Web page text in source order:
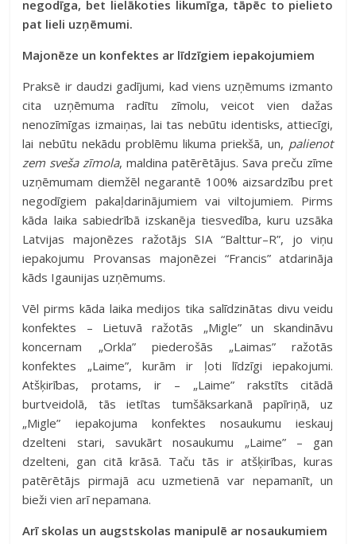
negodīga, bet lielākoties likumīga, tāpēc to pielieto
pat lieli uzņēmumi.
Majonēze un konfektes ar līdzīgiem iepakojumiem
Praksē ir daudzi gadījumi, kad viens uzņēmums izmanto
cita uzņēmuma radītu zīmolu, veicot vien dažas
nenozīmīgas izmaiņas, lai tas nebūtu identisks, attiecīgi,
lai nebūtu nekādu problēmu likuma priekšā, un, palienot
zem sveša zīmola, maldina patērētājus. Sava preču zīme
uzņēmumam diemžēl negarantē 100% aizsardzību pret
negodīgiem pakaļdarinājumiem vai viltojumiem. Pirms
kāda laika sabiedrībā izskanēja tiesvedība, kuru uzsāka
Latvijas majonēzes ražotājs SIA “Balttur–R”, jo viņu
iepakojumu Provansas majonēzei “Francis” atdarināja
kāds Igaunijas uzņēmums.
Vēl pirms kāda laika medijos tika salīdzinātas divu veidu
konfektes – Lietuvā ražotās „Migle” un skandināvu
koncernam „Orkla” piederošās „Laimas” ražotās
konfektes „Laime”, kurām ir ļoti līdzīgi iepakojumi.
Atšķirības, protams, ir – „Laime” rakstīts citādā
burtveidolā, tās ietītas tumšāksarkanā papīriņā, uz
„Migle” iepakojuma konfektes nosaukumu ieskauj
dzelteni stari, savukārt nosaukumu „Laime” – gan
dzelteni, gan citā krāsā. Taču tās ir atšķirības, kuras
patērētājs pirmajā acu uzmetienā var nepamanīt, un
bieži vien arī nepamana.
Arī skolas un augstskolas manipulē ar nosaukumiem